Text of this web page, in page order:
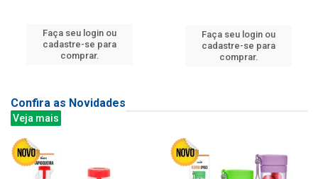
Faça seu login ou
cadastre-se para
comprar.
Faça seu login ou
cadastre-se para
comprar.
Confira as Novidades
Veja mais